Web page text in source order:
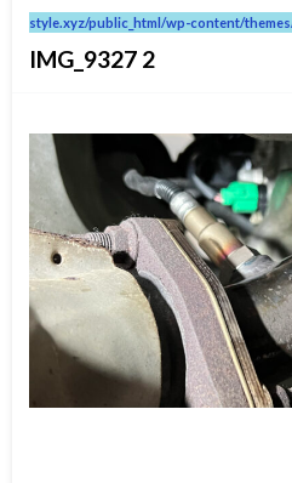
style.xyz/public_html/wp-content/
IMG_9327 2